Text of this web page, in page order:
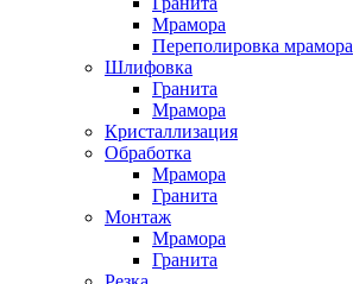
Мрамора
Переполировка мрамора
Шлифовка
Гранита
Мрамора
Кристаллизация
Обработка
Мрамора
Гранита
Монтаж
Мрамора
Гранита